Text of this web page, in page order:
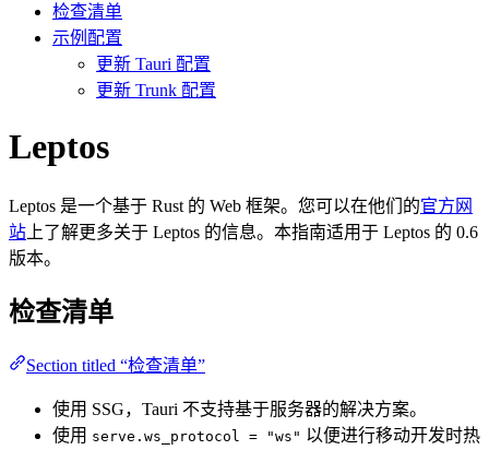
检查清单
示例配置
更新 Tauri 配置
更新 Trunk 配置
Leptos
Leptos 是一个基于 Rust 的 Web 框架。您可以在他们的官方网
站 上了解更多关于 Leptos 的信息。本指南适用于 Leptos 的 0.6
版本。
检查清单
Section titled “检查清单”
使用 SSG，Tauri 不支持基于服务器的解决方案。
使用 serve.ws_protocol = "ws" 以便进行移动开发时热